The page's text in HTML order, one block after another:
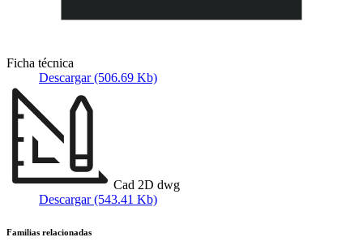
Ficha técnica
Descargar (506.69 Kb)
Cad 2D dwg
Descargar (543.41 Kb)
Familias relacionadas